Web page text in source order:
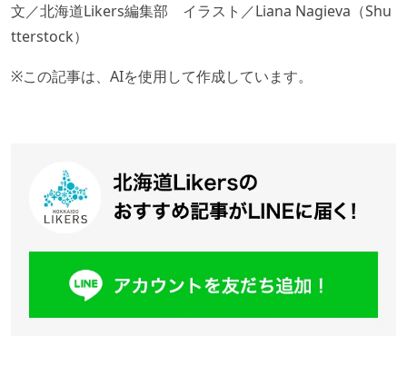
文／北海道Likers編集部 イラスト／Liana Nagieva（Shu
tterstock）
※この記事は、AIを使用して作成しています。